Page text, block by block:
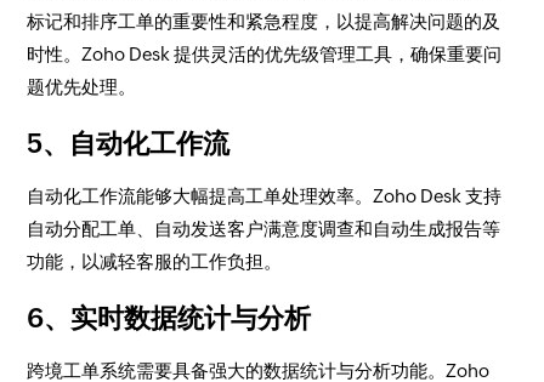
标记和排序工单的重要性和紧急程度，以提高解决问题的及
时性。Zoho Desk 提供灵活的优先级管理工具，确保重要问
题优先处理。
5、自动化工作流
自动化工作流能够大幅提高工单处理效率。Zoho Desk 支持
自动分配工单、自动发送客户满意度调查和自动生成报告等
功能，以减轻客服的工作负担。
6、实时数据统计与分析
跨境工单系统需要具备强大的数据统计与分析功能。Zoho